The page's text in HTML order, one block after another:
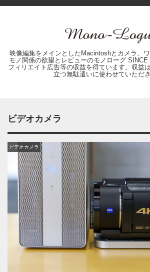
映像編集をメインとしたMacintoshとカメラ、
モノ関係の欲望とレビューのモノローグ
フィリエイト広告等の収益を得ています。収益
立つ無駄遣いに使わせていただき
ビデオカメラ
ビデオカメラ